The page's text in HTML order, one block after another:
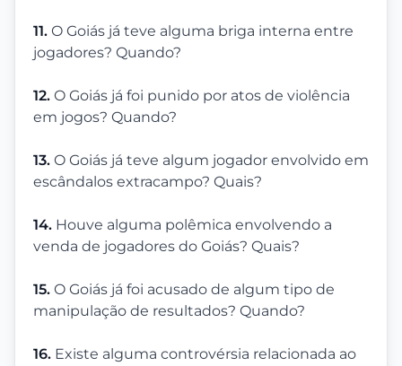
11. O Goiás já teve alguma briga interna entre
jogadores? Quando?
12. O Goiás já foi punido por atos de violência
em jogos? Quando?
13. O Goiás já teve algum jogador envolvido em
escândalos extracampo? Quais?
14. Houve alguma polêmica envolvendo a
venda de jogadores do Goiás? Quais?
15. O Goiás já foi acusado de algum tipo de
manipulação de resultados? Quando?
16. Existe alguma controvérsia relacionada ao